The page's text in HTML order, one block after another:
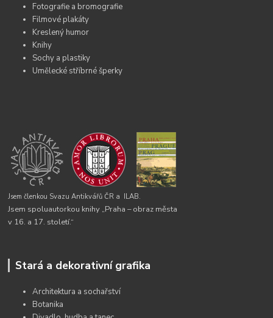
Fotografie a bromografie
Filmové plakáty
Kreslený humor
Knihy
Sochy a plastiky
Umělecké stříbrné šperky
Jsem členkou Svazu Antikvářů ČR a ILAB.
Jsem spoluautorkou knihy „Praha – obraz města
v 16. a 17. století.“
Stará a dekorativní grafika
Architektura a sochařství
Botanika